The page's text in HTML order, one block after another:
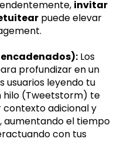
invitar
puede elevar
Los
profundizar en un
usuarios leyendo tu
hilo (Tweetstorm) te
adicional y
aumentando el tiempo
con tus